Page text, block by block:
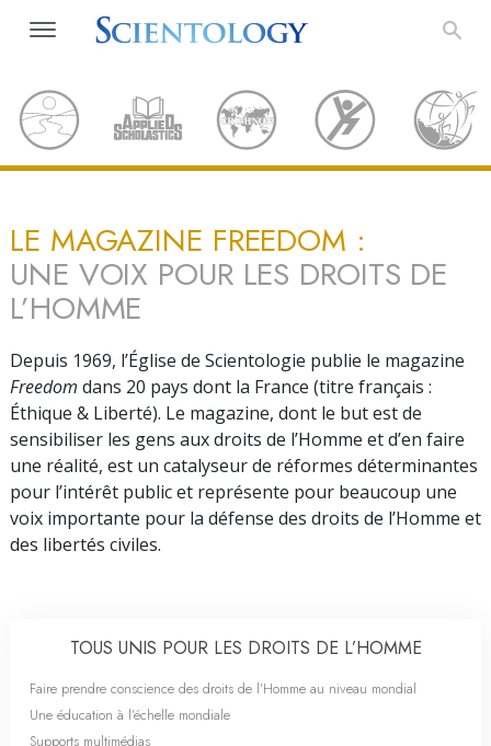
LE MAGAZINE FREEDOM :
UNE VOIX POUR LES DROITS DE
L’HOMME
Depuis 1969, l’Église de Scientologie publie le magazine
Freedom dans 20 pays dont la France (titre français :
Éthique & Liberté). Le magazine, dont le but est de
sensibiliser les gens aux droits de l’Homme et d’en faire
une réalité, est un catalyseur de réformes déterminantes
pour l’intérêt public et représente pour beaucoup une
voix importante pour la défense des droits de l’Homme et
des libertés civiles.
TOUS UNIS POUR LES DROITS DE L’HOMME
Faire prendre conscience des droits de l’Homme au niveau mondial
Une éducation à l’échelle mondiale
Supports multimédias